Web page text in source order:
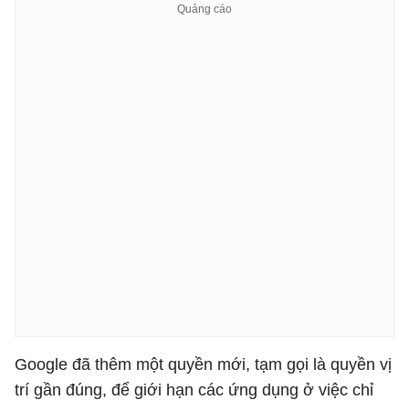
Google đã thêm một quyền mới, tạm gọi là quyền vị
trí gần đúng, để giới hạn các ứng dụng ở việc chỉ